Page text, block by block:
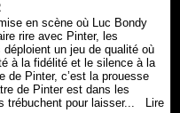
en scène où Luc Bondy
rire avec Pinter, les
déploient un jeu de qualité où
à la fidélité et le silence à la
de Pinter, c’est la prouesse
de Pinter est dans les
trébuchent pour laisser...
Lire